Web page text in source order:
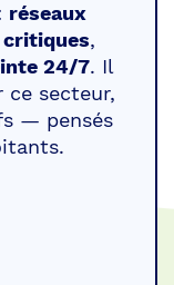
réseaux
,
24/7. Il
secteur,
— pensés